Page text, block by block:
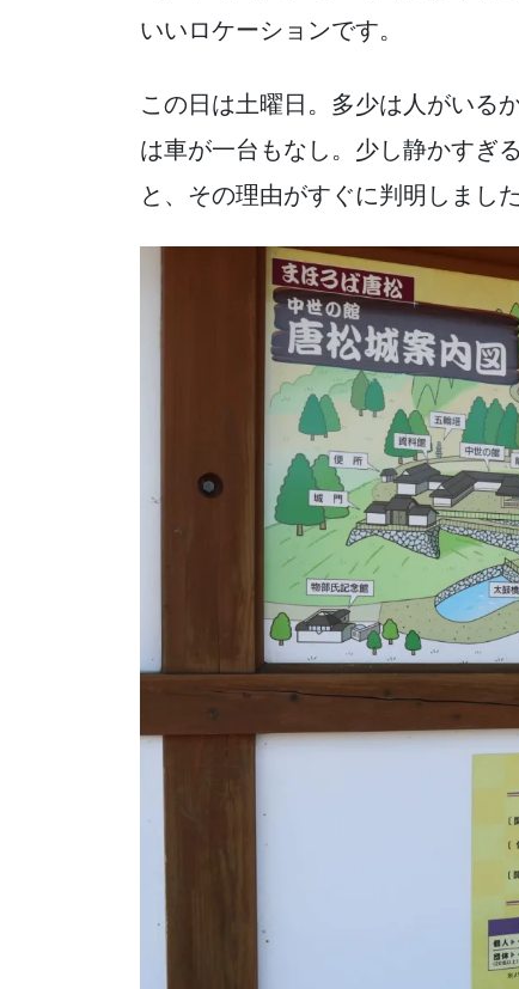
いいロケーションです。
この日は土曜日。多少は人がいる
は車が一台もなし。少し静かすぎ
と、その理由がすぐに判明しました